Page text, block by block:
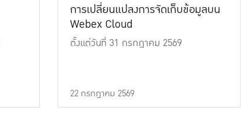
การเปลี่ยนแปลงการจัดเก็บข้อมูลบน
Webex Cloud
ตั้งแต่วันที่ 31 กรกฎาคม 2569
22 กรกฎาคม 2569